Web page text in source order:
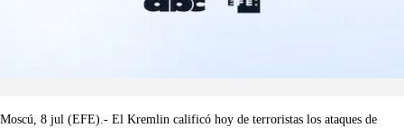
Moscú, 8 jul (EFE).- El Kremlin calificó hoy de terroristas los ataques de